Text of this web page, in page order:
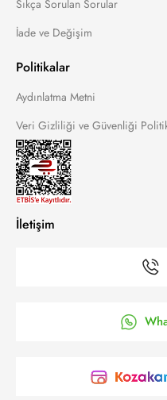
Sıkça Sorulan Sorular
İade ve Değişim
Politikalar
Aydınlatma Metni
Veri Gizliliği ve Güvenliği
İletişim